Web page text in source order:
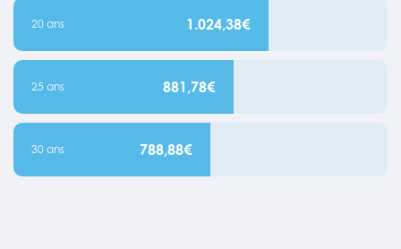
20 ans 1.024,38€
25 ans 881,78€
30 ans 788,88€